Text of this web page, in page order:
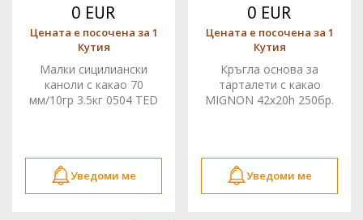
0 EUR
Цената е посочена за 1
Кутия
Малки сицилиански
каноли с какао 70
мм/10гр 3.5кг 0504 TED
Уведоми ме
0 EUR
Цената е посочена за 1
Кутия
Кръгла основа за
тарталети с какао
MIGNON 42x20h 250бр.
Уведоми ме